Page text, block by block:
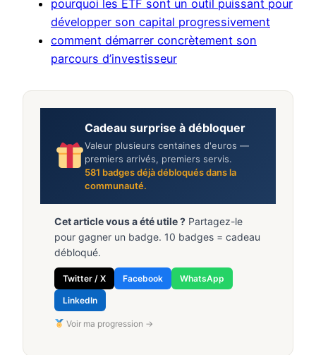
pourquoi les ETF sont un outil puissant pour
développer son capital progressivement
comment démarrer concrètement son
parcours d’investisseur
Cadeau surprise à débloquer
Valeur plusieurs centaines d'euros —
premiers arrivés, premiers servis.
581 badges déjà débloqués dans la
communauté.
Cet article vous a été utile ? Partagez-le
pour gagner un badge. 10 badges = cadeau
débloqué.
Twitter / X Facebook WhatsApp
LinkedIn
Voir ma progression →